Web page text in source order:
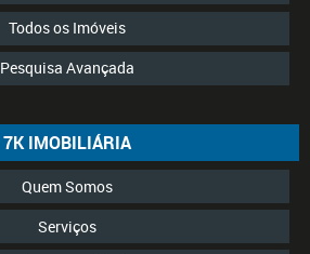
Todos os Imóveis
Pesquisa Avançada
7K IMOBILIÁRIA
Quem Somos
Serviços